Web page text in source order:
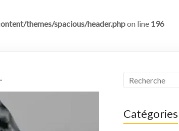
themes/spacious/header.phpon line 196
Catégories